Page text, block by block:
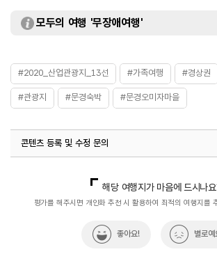
시설이용료
[숙박시설]
- 103호 (비수기) 180,000원 / (성
- 104호 (비수기) 180,000원 / (성
- 105호 (비수기) 200,000원 / (성
- 107호 (비수기) 150,000원 / (성
모두의 여행 '무장애여행'
#2020_산업관광지_13선 #가족여행 #경상권
#관광지 #문경숙박 #문경오미자마을
#아이와함께 #이색체험
콘텐츠 등록 및 수정 문의
지역관광육성팀(산업관광)
033-738-3637
해당 여행지가 마음에 드시나
평가를 해주시면 개인화 추천 시 활용하여 최적의 여행지를
좋아요! 별로예